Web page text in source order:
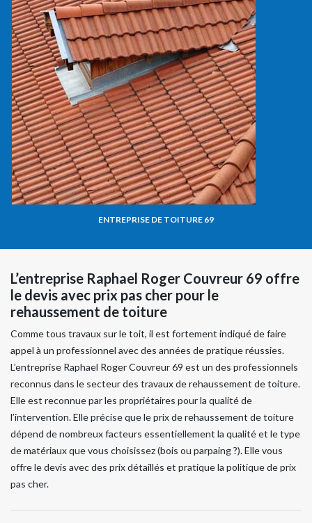
ENTREPRISE DE TOITURE 69
L’entreprise Raphael Roger Couvreur 69 offre
le devis avec prix pas cher pour le
rehaussement de toiture
Comme tous travaux sur le toit, il est fortement indiqué de faire
appel à un professionnel avec des années de pratique réussies.
L’entreprise Raphael Roger Couvreur 69 est un des professionnels
reconnus dans le secteur des travaux de rehaussement de toiture.
Elle est reconnue par les propriétaires pour la qualité de
l’intervention. Elle précise que le prix de rehaussement de toiture
dépend de nombreux facteurs essentiellement la qualité et le type
de matériaux que vous choisissez (bois ou parpaing ?). Elle vous
offre le devis avec des prix détaillés et pratique la politique de prix
pas cher.